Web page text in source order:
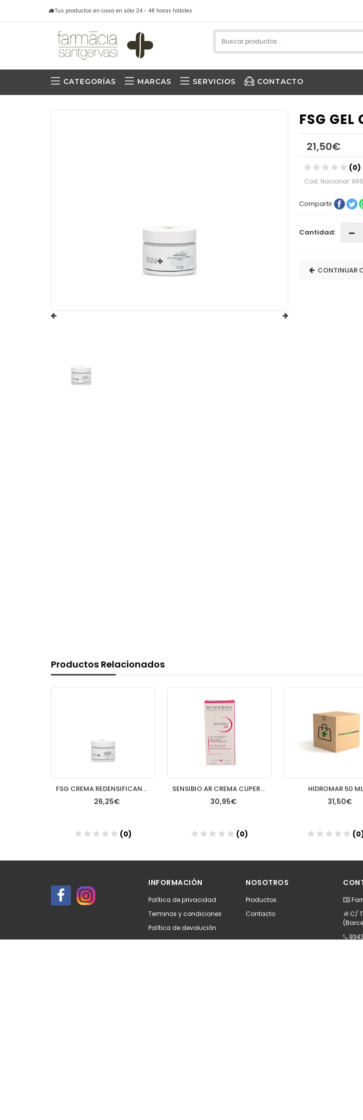
Tus productos en casa en sólo 24 - 48 horas hábiles
CATEGORÍAS MARCAS SERVICIOS CONTACTO
FSG
21,50€
(0)
Cod. Nacional:
Compartir
Cantidad:
CONTINUAR
Productos Relacionados
FSG CREMA REDENSIFICANTE RENOVADORA RICA 50ML
26,25€
(0)
SENSIBIO AR CREMA CUPEROSIS 40 ML
30,95€
(0)
HIDROMAR 50 ML
31,50€
INFORMACIÓN
Política de privacidad
Terminos y condiciones
Política de devolución
Accesibilidad
NOSOTROS
Productos
Contacto
C/